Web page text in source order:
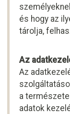
és hogy az
tárolja,
Az
Az
a
adatok